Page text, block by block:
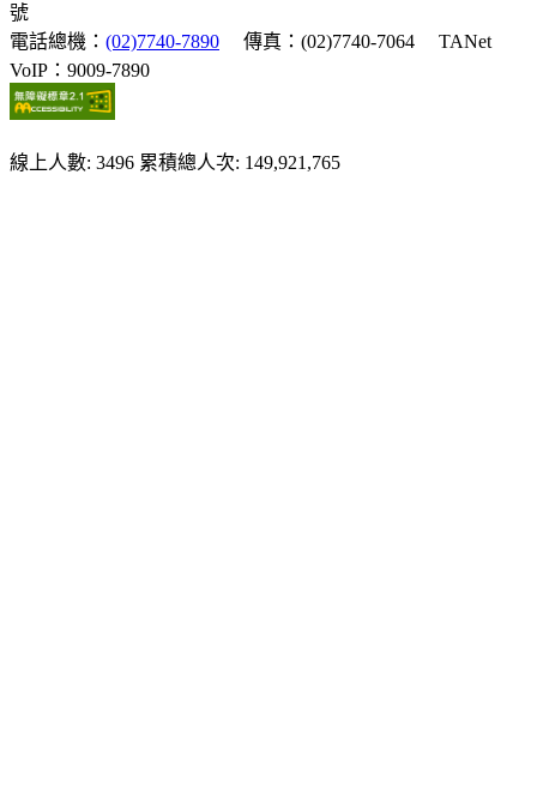
號
電話總機： (02)7740-7890 傳真：(02)7740-7064
TANet
VoIP：9009-7890
線上人數: 3496 累積總人次: 149,921,765